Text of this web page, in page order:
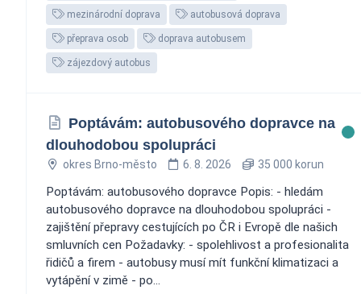
mezinárodní doprava autobusová doprava
přeprava osob doprava autobusem
zájezdový autobus
Poptávám: autobusového dopravce na
dlouhodobou spolupráci
okres Brno-město 6. 8. 2026 35 000 korun
Poptávám: autobusového dopravce Popis: - hledám
autobusového dopravce na dlouhodobou spolupráci -
zajištění přepravy cestujících po ČR i Evropě dle našich
smluvních cen Požadavky: - spolehlivost a profesionalita
řidičů a firem - autobusy musí mít funkční klimatizaci a
vytápění v zimě - po...